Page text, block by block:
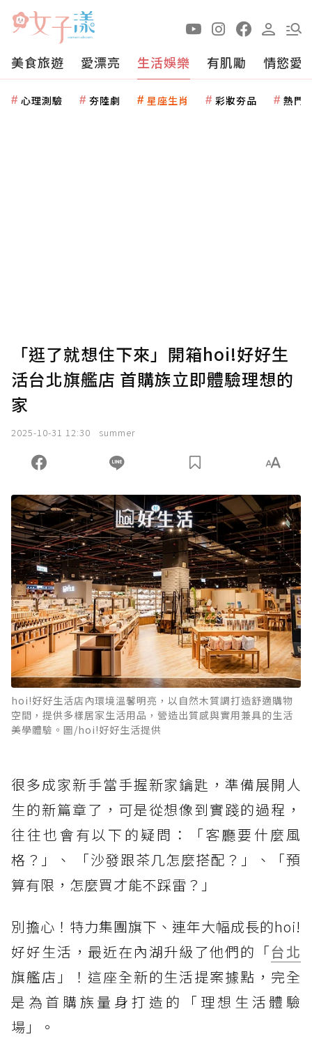
美食旅遊 愛漂亮 生活娛樂 有肌勵 情慾愛
心理測驗 夯陸劇 星座生肖 彩妝夯品 熱門
「逛了就想住下來」開箱hoi!好好生
活台北旗艦店 首購族立即體驗理想的
家
2025-10-31 12:30 summer
hoi!好好生活店內環境溫馨明亮，以自然木質調打造舒適購物
空間，提供多樣居家生活用品，營造出質感與實用兼具的生活
美學體驗。圖/hoi!好好生活提供
很多成家新手當手握新家鑰匙，準備展開人
生的新篇章了，可是從想像到實踐的過程，
往往也會有以下的疑問：「客廳要什麼風
格？」、 「沙發跟茶几怎麼搭配？」、「預
算有限，怎麼買才能不踩雷？」
別擔心！特力集團旗下、連年大幅成長的hoi!
好好生活，最近在內湖升級了他們的「台北
旗艦店」！這座全新的生活提案據點，完全
是為首購族量身打造的「理想生活體驗
場」。